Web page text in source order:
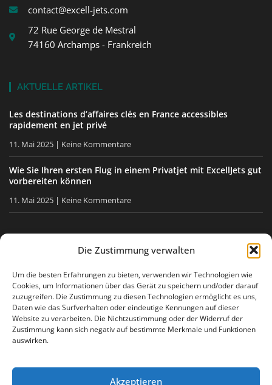
Die Zustimmung verwalten
Um die besten Erfahrungen zu bieten, verwenden wir Technologien wie
Cookies, um Informationen über das Gerät zu speichern und/oder darauf
zuzugreifen. Die Zustimmung zu diesen Technologien ermöglicht es uns,
Daten wie das Surfverhalten oder eindeutige Kennungen auf dieser
Website zu verarbeiten. Die Nichtzustimmung oder der Widerruf der
Zustimmung kann sich negativ auf bestimmte Merkmale und Funktionen
auswirken.
Akzeptieren
contact@excell-jets.com
72 Rue George de Mestral
74160 Archamps - Frankreich
AKTUELLE ARTIKEL
Les destinations d’affaires clés en France accessibles
rapidement en jet privé
11. Mai 2025 Keine Kommentare
Wie Sie Ihren ersten Flug in einem Privatjet mit ExcellJets gut
vorbereiten können
11. Mai 2025 Keine Kommentare
BLEIBEN SIE INFORMIERT
Erhalten Sie unsere Tipps, unsere Neuigkeiten direkt in Ihre
E-Mail-Box.
Ich stimme der Datenschutzerklärung